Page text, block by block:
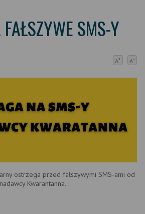
SMS-Y
A+ A-
ostrzega przed fałszywymi SMS-ami od
nadawcy Kwarantanna.